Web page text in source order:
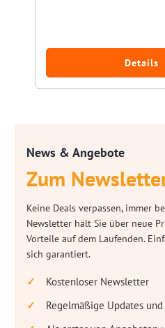
Details
News & Angebote
Zum
Keine Deals verpassen, immer
Newsletter hält Sie über neue
Vorteile auf dem Laufenden.
sich garantiert.
Kostenloser Newsletter
Regelmäßige Updates